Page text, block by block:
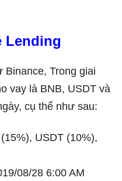
Lending
Binance, Trong giai
vay là BNB, USDT và
cụ thể như sau:
USDT (10%),
08/28 6:00 AM